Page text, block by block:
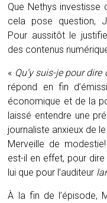
Que Nethys investisse
cela pose question,
Pour aussitôt le
des contenus
« Qu’y suis-je pour
répond en fin
économique et de la
laissé entendre une
journaliste anxieux de
Merveille de
est-il en effet, pour
lui que pour l’auditeur
À la fin de l’épisode,